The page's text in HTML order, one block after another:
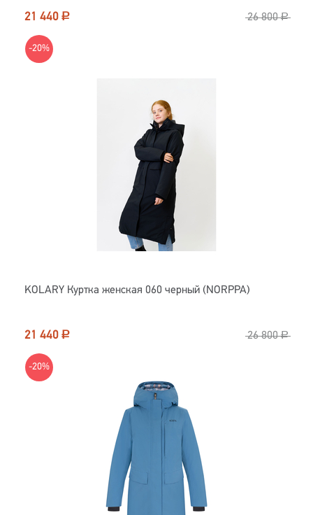
21 440 Р 26 800 Р
-20%
KOLARY Куртка женская 060 черный (NORPPA)
21 440 Р 26 800 Р
-20%